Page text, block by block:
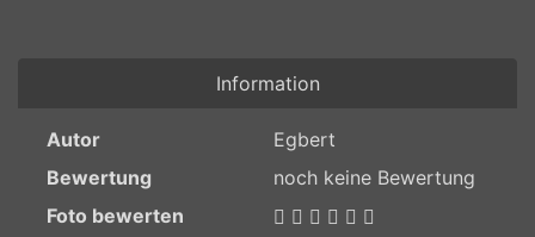
Information
Autor
Egbert
Bewertung
noch keine Bewertung
Foto bewerten